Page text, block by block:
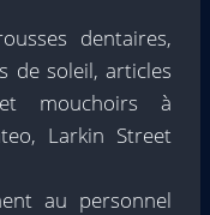
dentaires,
de soleil, articles
et mouchoirs à
Larkin Street
au personnel